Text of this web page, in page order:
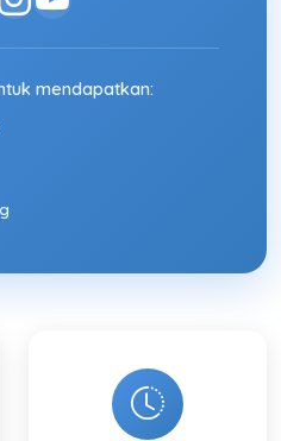
mendapatkan: